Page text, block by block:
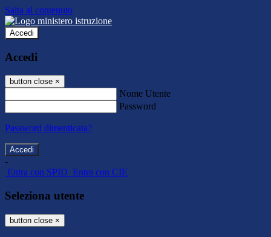
Salta al contenuto
Accedi
Accedi
button close ×
Nome Utente
Password
Password dimenticata?
-
Entra con SPID Entra con CIE
Seleziona utente
button close ×